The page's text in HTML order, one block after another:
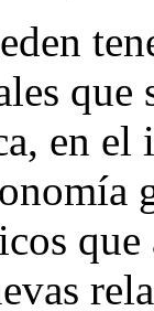
que
en
que